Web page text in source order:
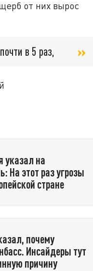
от них вырос
в 5 раз,
указал на
На этот раз угрозы
стране
почему
Инсайдеры тут
причину